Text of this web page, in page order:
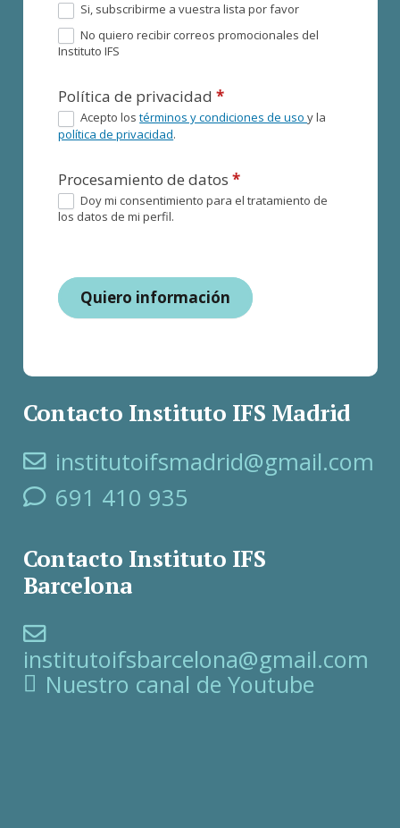
Si, subscribirme a vuestra lista por favor
No quiero recibir correos promocionales del
Instituto IFS
Política de privacidad*
Acepto lostérminos y condiciones de usoy la
política de privacidad.
Procesamiento de datos*
Doy mi consentimiento para el tratamiento de
los datos de mi perfil.
Quiero información
Contacto Instituto IFS Madrid
institutoifsmadrid@gmail.com
691 410 935
Contacto Instituto IFS
Barcelona
institutoifsbarcelona@gmail.com
Nuestro canal de Youtube